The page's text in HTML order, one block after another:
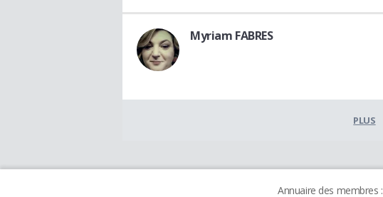
Myriam FABRES
PLUS
Annuaire des membres :